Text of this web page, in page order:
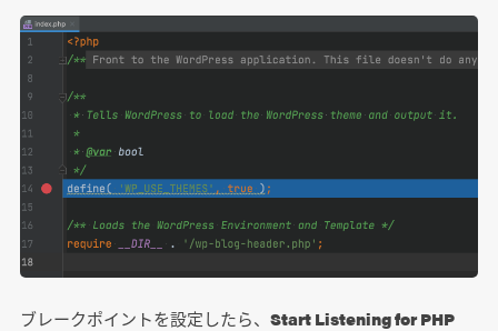
ブレークポイントを設定したら、 Start Listening for PHP